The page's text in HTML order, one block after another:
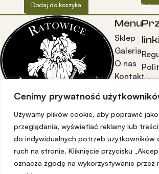
Cenimy prywatność
Używamy plików cookie, aby poprawić
przeglądania, wyświetlać reklamy lub
do indywidualnych potrzeb użytkowników
ruch na stronie. Kliknięcie przycisku
oznacza zgodę na wykorzystywanie przez
Dodaj do koszyka
Menu
Sklep
Galeria
O nas
Kontakt
i
Copyright © 2026 Szkółka